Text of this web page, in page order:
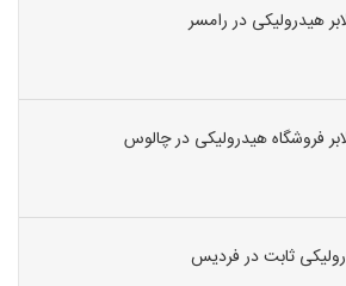
هیدرولیکی در رامسر
فروشگاه هیدرولیکی در چالوس
ثابت در فردیس